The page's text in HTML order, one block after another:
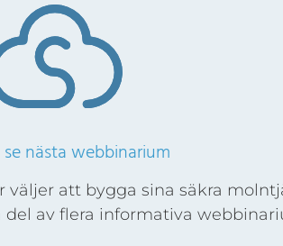
nästa webbinarium
att bygga sina säkra
del av flera informativa